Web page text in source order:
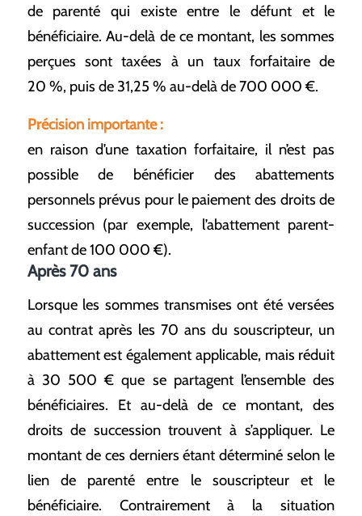
de parenté qui existe entre le défunt et le
bénéficiaire. Au-delà de ce montant, les sommes
perçues sont taxées à un taux forfaitaire de
20 %, puis de 31,25 % au-delà de 700 000 €.
Précision importante :
en raison d’une taxation forfaitaire, il n’est pas
possible de bénéficier des abattements
personnels prévus pour le paiement des droits de
succession (par exemple, l’abattement parent-
enfant de 100 000 €).
Après 70 ans
Lorsque les sommes transmises ont été versées
au contrat après les 70 ans du souscripteur, un
abattement est également applicable, mais réduit
à 30 500 € que se partagent l’ensemble des
bénéficiaires. Et au-delà de ce montant, des
droits de succession trouvent à s’appliquer. Le
montant de ces derniers étant déterminé selon le
lien de parenté entre le souscripteur et le
bénéficiaire. Contrairement à la situation